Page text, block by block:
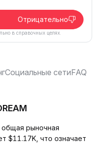
Отрицательно
в справочных целях.
Социальные сетиFAQ
общая рыночная
$11.17K, что означает